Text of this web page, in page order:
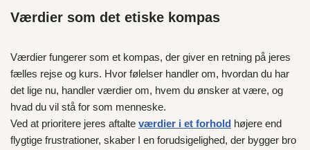
Værdier som det etiske kompas
Værdier fungerer som et kompas, der giver en retning på jeres
fælles rejse og kurs. Hvor følelser handler om, hvordan du har
det lige nu, handler værdier om, hvem du ønsker at være, og
hvad du vil stå for som menneske.
Ved at prioritere jeres aftalte værdier i et forhold højere end
flygtige frustrationer, skaber I en forudsigelighed, der bygger bro